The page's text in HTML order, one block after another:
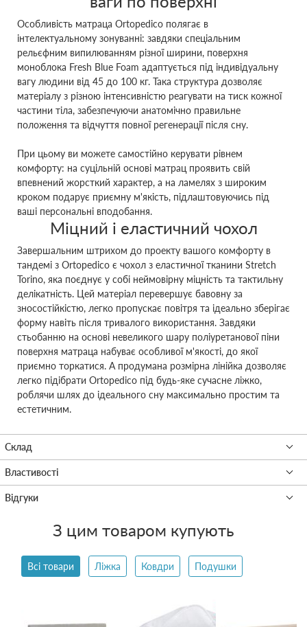
Особливість матраца Ortopedico полягає в
інтелектуальному зонуванні: завдяки спеціальним
рельєфним випилюванням різної ширини, поверхня
моноблока Fresh Blue Foam адаптується під індивідуальну
вагу людини від 45 до 100 кг. Така структура дозволяє
матеріалу з різною інтенсивністю реагувати на тиск кожної
частини тіла, забезпечуючи анатомічно правильне
положення та відчуття повної регенерації після сну.
При цьому ви можете самостійно керувати рівнем
комфорту: на суцільній основі матрац проявить свій
впевнений жорсткий характер, а на ламелях з широким
кроком подарує приємну м'якість, підлаштовуючись під
ваші персональні вподобання.
Міцний і еластичний чохол
Завершальним штрихом до проекту вашого комфорту в
тандемі з Ortopedico є чохол з еластичної тканини Stretch
Torino, яка поєднує у собі неймовірну міцність та тактильну
делікатність. Цей матеріал перевершує бавовну за
зносостійкістю, легко пропускає повітря та ідеально зберігає
форму навіть після тривалого використання. Завдяки
стьобанню на основі невеликого шару поліуретанової піни
поверхня матраца набуває особливої м'якості, до якої
приємно торкатися. А продумана розмірна лінійка дозволяє
легко підібрати Ortopedico під будь-яке сучасне ліжко,
роблячи шлях до ідеального сну максимально простим та
естетичним.
З цим товаром купують
Всі товари Ліжка Ковдри Подушки